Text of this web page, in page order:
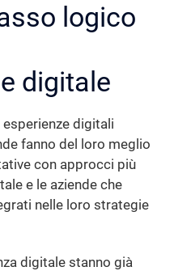
logico
digitale
esperienze digitali
fanno del loro meglio
con approcci più
e le aziende che
nelle loro strategie
digitale stanno già